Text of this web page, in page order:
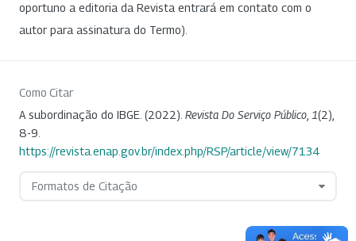
oportuno a editoria da Revista entrará em contato com o
autor para assinatura do Termo).
Como Citar
A subordinação do IBGE. (2022). Revista Do Serviço Público 1(2),
8-9.
https://revista.enap.gov.br/index.php/RSP/article/view/7134
Formatos de Citação